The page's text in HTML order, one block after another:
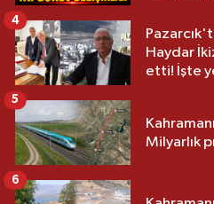
Haydar
etti! İşte
4
Milyarlık
5
6